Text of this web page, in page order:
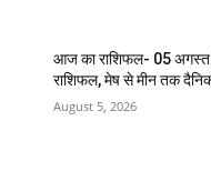
आज का राशिफल- 05
राशिफल, मेष से मीन तक
August 5, 2026